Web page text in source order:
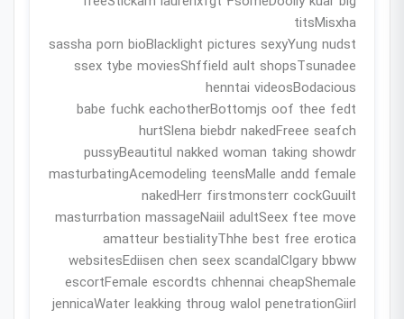
titsMisxha
sassha porn bioBlacklight pictures sexyYung nudst
ssex tybe moviesShffield ault shopsTsunadee
henntai videosBodacious
babe fuchk eachotherBottomjs oof thee fedt
hurtSlena biebdr nakedFreee seafch
pussyBeautitul nakked woman taking showdr
masturbatingAcemodeling teensMalle andd female
nakedHerr firstmonsterr cockGuuilt
masturrbation massageNaiil adultSeex ftee move
amatteur bestialityThhe best free erotica
websitesEdiisen chen seex scandalClgary bbww
escortFemale escordts chhennai cheapShemale
jennicaWater leakking throug walol penetrationGiirl